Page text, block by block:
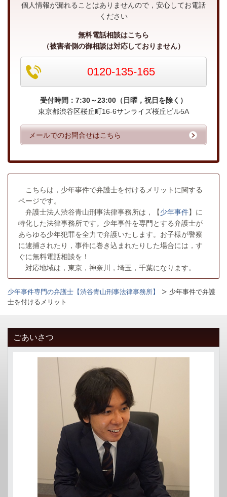
個人情報が漏れることはありませんので，安心してお電話
ください
無料電話相談はこちら
（被害者側の御相談は対応しておりません）
0120-135-165
受付時間：7:30～23:00（日曜，祝日を除く）
東京都渋谷区桜丘町16-6サンライズ桜丘ビル5A
メールでのお問合せはこちら
こちらは，少年事件で弁護士を付けるメリットに関する
ページです。
弁護士法人渋谷青山刑事法律事務所は，【少年事件】に
特化した法律事務所です。少年事件を専門とする弁護士が
あらゆる少年犯罪を全力で弁護いたします。お子様が警察
に逮捕されたり，事件に巻き込まれたりした場合には，す
ぐに無料電話相談を！
対応地域は，東京，神奈川，埼玉，千葉になります。
少年事件専門の弁護士【渋谷青山刑事法律事務所】
少年事件で弁護
士を付けるメリット
ごあいさつ